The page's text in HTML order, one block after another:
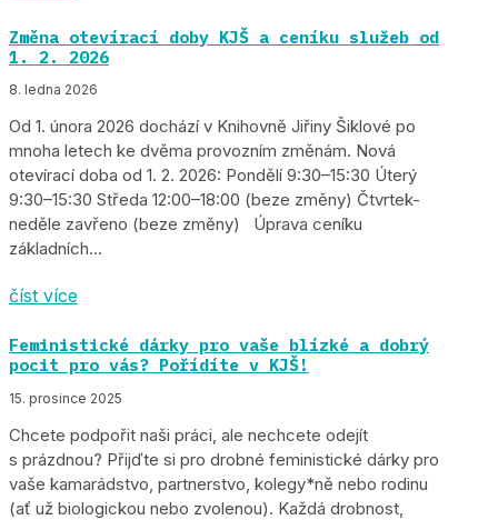
Změna otevírací doby KJŠ a ceníku služeb od
1. 2. 2026
8. ledna 2026
Od 1. února 2026 dochází v Knihovně Jiřiny Šiklové po
mnoha letech ke dvěma provozním změnám. Nová
otevírací doba od 1. 2. 2026: Pondělí 9:30–15:30 Úterý
9:30–15:30 Středa 12:00–18:00 (beze změny) Čtvrtek-
neděle zavřeno (beze změny) Úprava ceníku
základních...
číst více
Feministické dárky pro vaše blízké a dobrý
pocit pro vás? Pořídíte v KJŠ!
15. prosince 2025
Chcete podpořit naši práci, ale nechcete odejít
s prázdnou? Přijďte si pro drobné feministické dárky pro
vaše kamarádstvo, partnerstvo, kolegy*ně nebo rodinu
(ať už biologickou nebo zvolenou). Každá drobnost,